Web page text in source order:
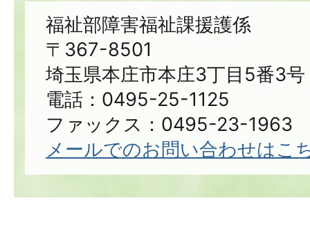
福祉部障害福祉課援護係
〒367-8501
埼玉県本庄市本庄3丁目5番3号
電話：0495-25-1125
ファックス：0495-23-1963
メールでのお問い合わせはこ